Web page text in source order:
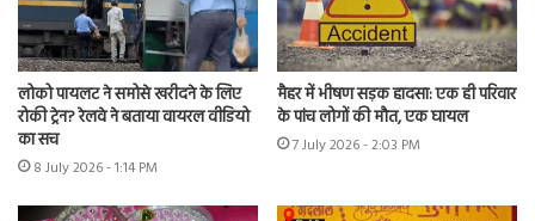
लोको पायलट ने समोसे खरीदने के लिए
रोकी ट्रेन? रेलवे ने बताया वायरल वीडियो
का सच
8 July 2026 - 1:14 PM
मैहर में भीषण सड़क हादसा: एक ही परिवार
के पांच लोगों की मौत, एक घायल
7 July 2026 - 2:03 PM